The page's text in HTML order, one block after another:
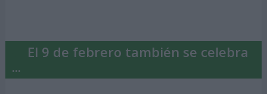
El 9 de febrero también se celebra
...